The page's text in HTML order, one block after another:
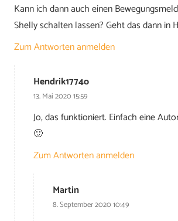
Kann ich dann auch einen
Shelly schalten lassen? Geht das dann in
Zum Antworten anmelden
Hendrik1774o
13. Mai 2020 15:59
Jo, das funktioniert. Einfach eine
🙂
Zum Antworten anmelden
Martin
8. September 2020 10:49